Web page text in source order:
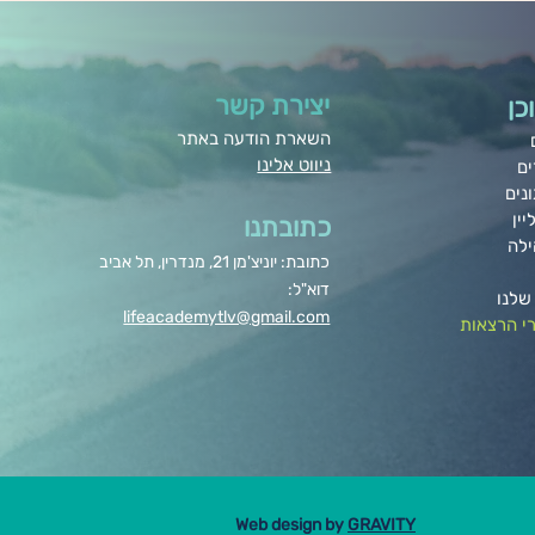
יצירת קשר
השארת הודעה באתר
ניווט אלינו
כתובתנו
כתובת: יוניצ'מן 21, מנדרין, תל אביב
דוא"ל:
lifeacademytlv@gmail.com
הרצאות
Web design by GRAVITY